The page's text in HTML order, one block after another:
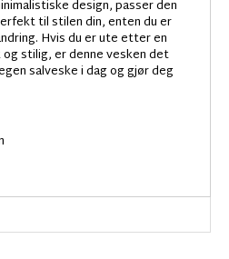
design, passer den
til stilen din, enten du er
Hvis du er ute etter en
stilig, er denne vesken det
salveske i dag og gjør deg